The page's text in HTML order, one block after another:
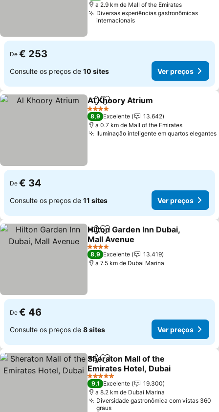
a 2.9 km de Mall of the Emirates
Diversas experiências gastronômicas
internacionais
De € 253
Consulte os preços de 10 sites Ver preços
PartilharAdicionar aos favoritos
Al Khoory Atrium
4 Estrelas
8,9 Excelente
13.642
a 0.7 km de Mall of the Emirates
Iluminação inteligente em quartos elegantes
De € 34
Consulte os preços de 11 sites Ver preços
PartilharAdicionar aos favoritos
Hilton Garden Inn Dubai,
Mall Avenue
4 Estrelas
8,9 Excelente
13.419
a 7.5 km de Dubai Marina
De € 46
Consulte os preços de 8 sites Ver preços
PartilharAdicionar aos favoritos
Sheraton Mall of the
Emirates Hotel, Dubai
5 Estrelas
9,1 Excelente
19.300
a 8.2 km de Dubai Marina
Diversidade gastronômica com vistas 360
graus